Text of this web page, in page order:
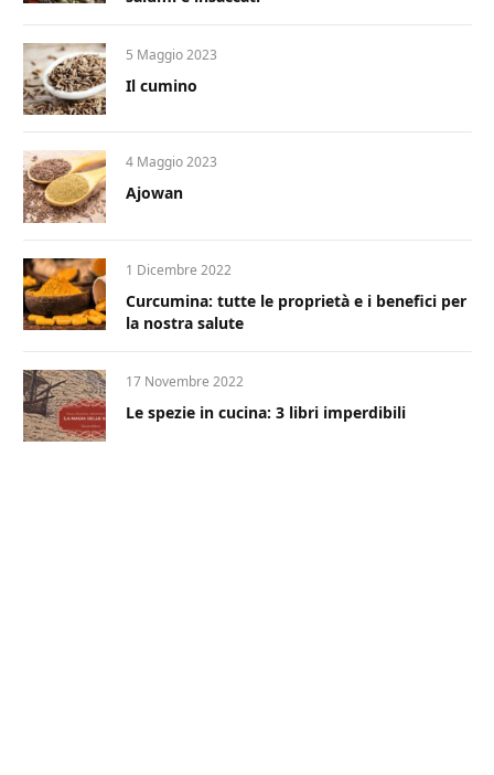
5 Maggio 2023
Il cumino
4 Maggio 2023
Ajowan
1 Dicembre 2022
Curcumina: tutte le proprietà e i benefici per
la nostra salute
17 Novembre 2022
Le spezie in cucina: 3 libri imperdibili